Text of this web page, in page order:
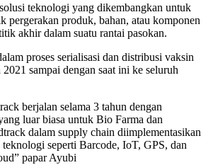
teknologi yang dikembangkan untuk
pergerakan produk, bahan, atau komponen
akhir dalam suatu rantai pasokan.
proses serialisasi dan distribusi vaksin
sampai dengan saat ini ke seluruh
berjalan selama 3 tahun dengan
luar biasa untuk Bio Farma dan
dalam supply chain diimplementasikan
seperti Barcode, IoT, GPS, dan
papar Ayubi